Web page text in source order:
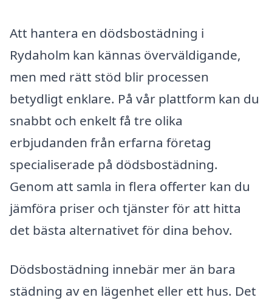
Att hantera en dödsbostädning i
Rydaholm kan kännas överväldigande,
men med rätt stöd blir processen
betydligt enklare. På vår plattform kan du
snabbt och enkelt få tre olika
erbjudanden från erfarna företag
specialiserade på dödsbostädning.
Genom att samla in flera offerter kan du
jämföra priser och tjänster för att hitta
det bästa alternativet för dina behov.
Dödsbostädning innebär mer än bara
städning av en lägenhet eller ett hus. Det